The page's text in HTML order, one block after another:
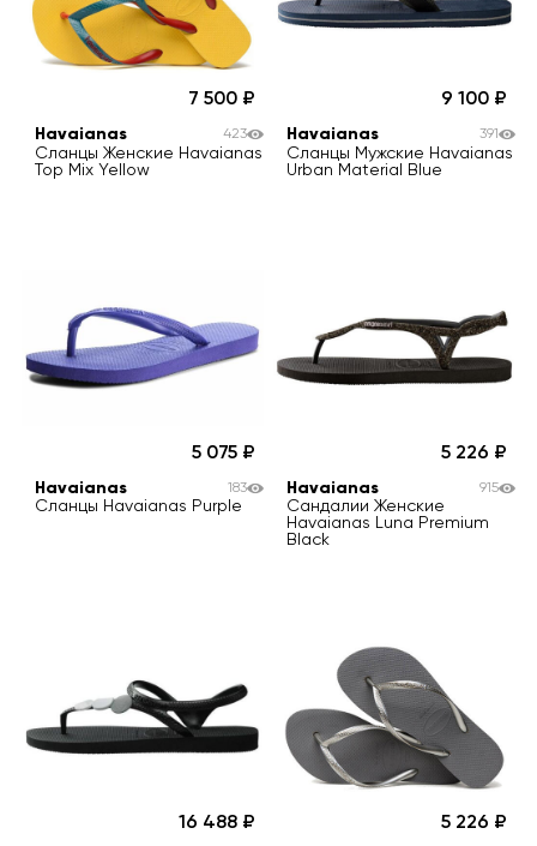
7 500
Havaianas
Сланцы Женские Havaianas
Top Mix Yellow
423
9 100
Havaianas
Сланцы Мужские Havaianas
Urban Material Blue
391
5 075
Havaianas
Сланцы Havaianas Purple
183
5 226
Havaianas
Сандалии Женские
Havaianas Luna Premium
Black
915
16 488 5 226